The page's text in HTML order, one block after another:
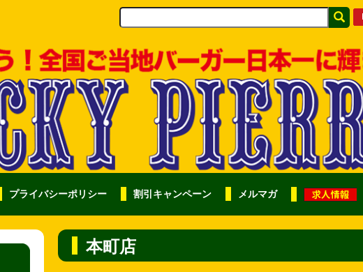
プライバシーポリシー 割引キャンペーン メルマガ
本町店